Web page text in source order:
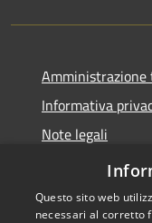
Informativa
Note legali
Dichiarazione di
Questo sito web
necessari al corretto